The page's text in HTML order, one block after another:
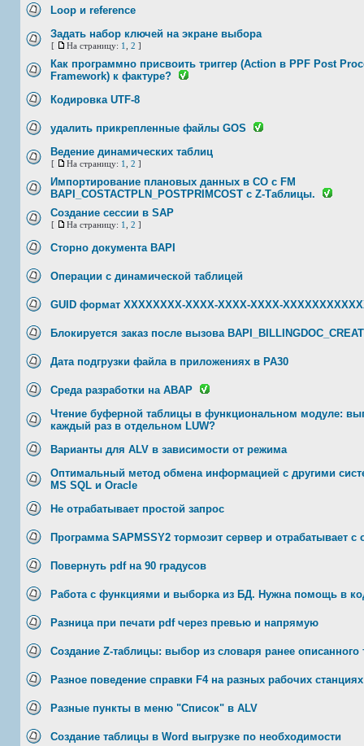
Loop и reference
Задать набор ключей на экране выбора
[ На страницу: 1 2 ]
Как программно присвоить триггер (Action в PPF Post
Framework) к фактуре?
Кодировка UTF-8
удалить прикрепленные файлы GOS
Ведение динамических таблиц
[ На страницу: 1 2 ]
Импортирование плановых данных в CO c FM
BAPI_COSTACTPLN_POSTPRIMCOST с Z-Таблицы.
Создание сессии в SAP
[ На страницу: 1 2 ]
Сторно документа BAPI
Операции с динамической таблицей
GUID формат XXXXXXXX-XXXX-XXXX-XXXX-
Блокируется заказ после вызова
Дата подгрузки файла в приложениях в PA30
Среда разработки на ABAP
Чтение буферной таблицы в функциональном модуле:
каждый раз в отдельном LUW?
Варианты для ALV в зависимости от режима
Оптимальный метод обмена информацией с другими
MS SQL и Oracle
Не отрабатывает простой запрос
Программа SAPMSSY2 тормозит сервер и отрабатывает с
Повернуть pdf на 90 градусов
Работа с функциями и выборка из БД. Нужна помощь в
Разница при печати pdf через превью и напрямую
Создание Z-таблицы: выбор из словаря ранее описанного
Разное поведение справки F4 на разных рабочих станциях
Разные пункты в меню "Список" в ALV
Создание таблицы в Word выгрузке по необходимости